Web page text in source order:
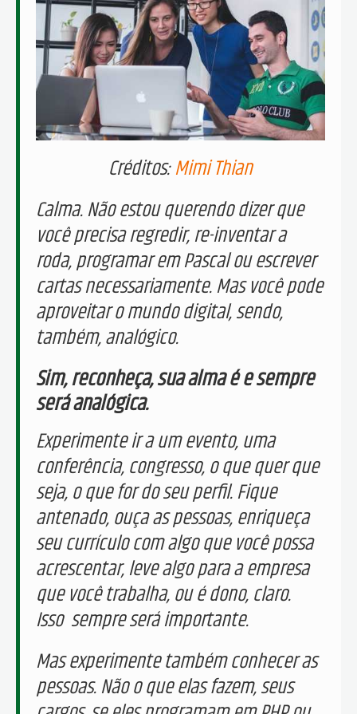
Créditos:Mimi Thian
Calma. Não estou querendo dizer que
você precisa regredir, re-inventar a
roda, programar em Pascal ou escrever
cartas necessariamente. Mas você pode
aproveitar o mundo digital, sendo,
também, analógico.
Sim, reconheça, sua alma é e sempre
será analógica.
Experimente ir a um evento, uma
conferência, congresso, o que quer que
seja, o que for do seu perfil. Fique
antenado, ouça as pessoas, enriqueça
seu currículo com algo que você possa
acrescentar, leve algo para a empresa
que você trabalha, ou é dono, claro.
Isso sempre será importante.
Mas experimente também conhecer as
pessoas. Não o que elas fazem, seus